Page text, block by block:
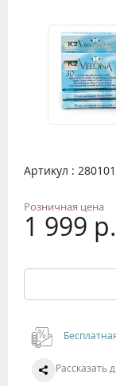
Артикул :
Розничная цена
1 999 р.
Рассказать